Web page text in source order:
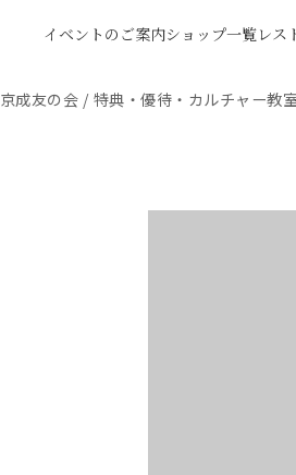
イベントのご案内ショップ一覧レス
京成友の会 / 特典・優待・カルチャー教